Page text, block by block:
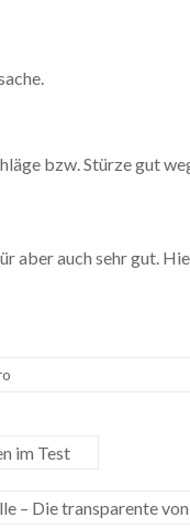
bzw. Stürze gut
aber auch sehr gut.
im Test
– Die transparente